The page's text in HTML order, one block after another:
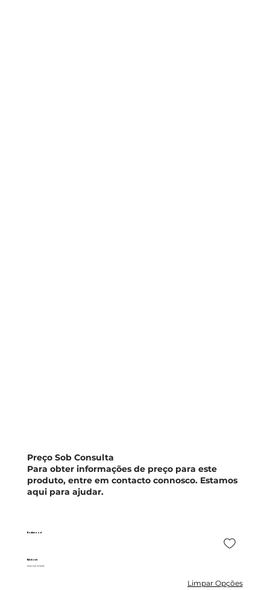
Northwood
Baldocer
Preço Sob Consulta
Limpar Opções
Preço Sob Consulta
Para obter informações de preço para este
produto, entre em contacto connosco. Estamos
aqui para ajudar.